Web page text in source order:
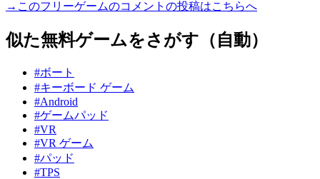
→このフリーゲームのコメントの投稿はこちらへ
似た無料ゲームをさがす（自動）
#ボート
#キーボード ゲーム
#Android
#ゲームパッド
#VR
#VR ゲーム
#パッド
#TPS